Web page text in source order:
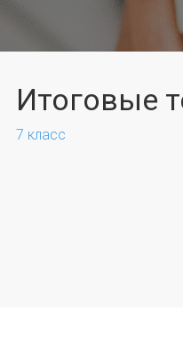
Итоговые
7 класс